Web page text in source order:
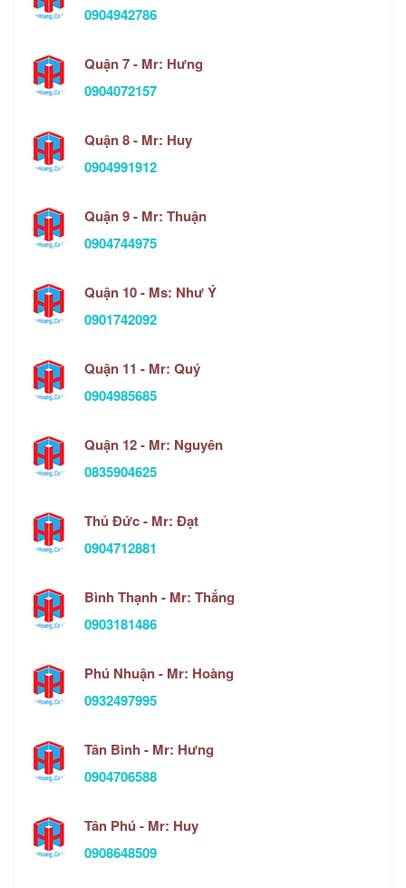
0904942786
Quận 7 - Mr: Hưng
0904072157
Quận 8 - Mr: Huy
0904991912
Quận 9 - Mr: Thuận
0904744975
Quận 10 - Ms: Như Ý
0901742092
Quận 11 - Mr: Quý
0904985685
Quận 12 - Mr: Nguyên
0835904625
Thủ Đức - Mr: Đạt
0904712881
Bình Thạnh - Mr: Thắng
0903181486
Phú Nhuận - Mr: Hoàng
0932497995
Tân Bình - Mr: Hưng
0904706588
Tân Phú - Mr: Huy
0908648509